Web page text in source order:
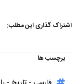
اشتراک گذاری این مطلب:
برچسب ها